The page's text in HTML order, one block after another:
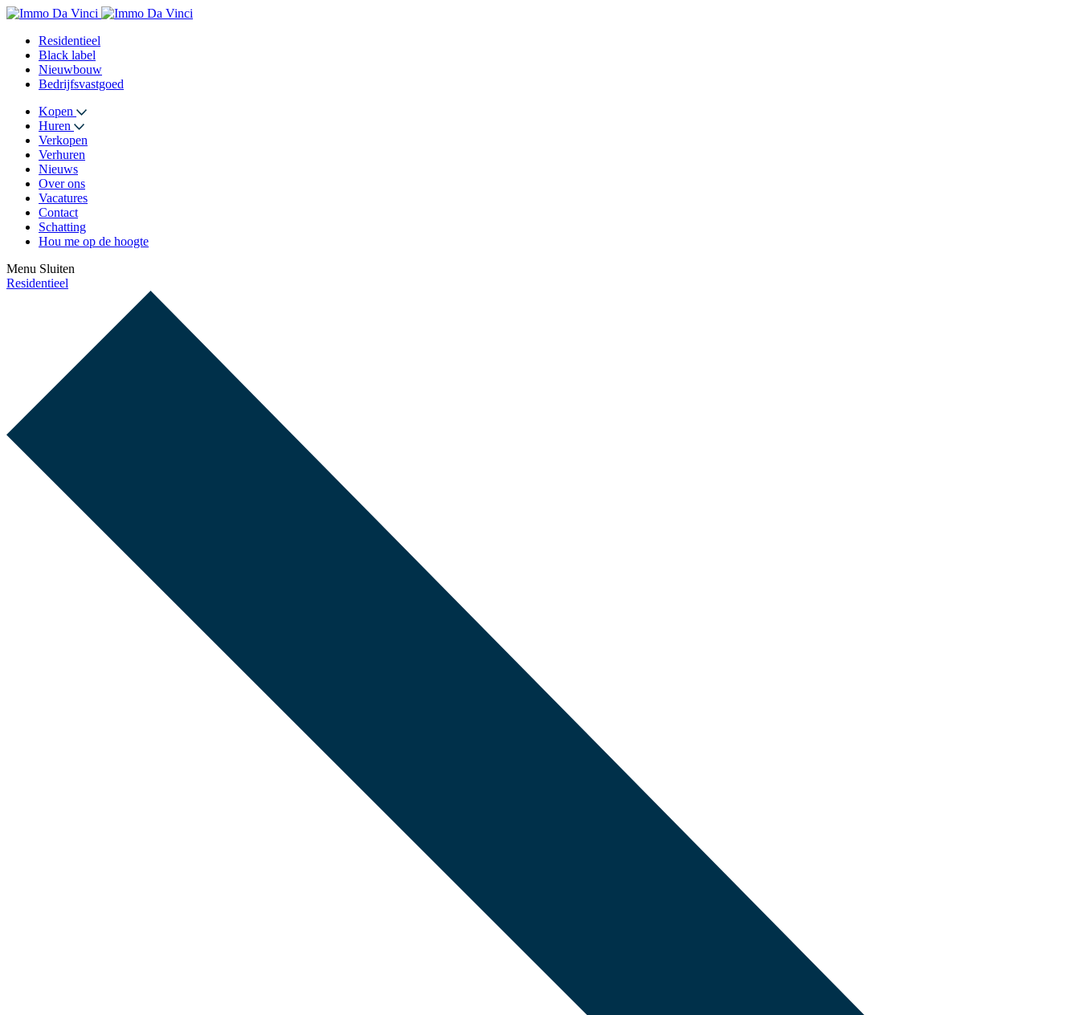
Residentieel
Black label
Nieuwbouw
Bedrijfsvastgoed
Kopen
Huren
Verkopen
Verhuren
Nieuws
Over ons
Vacatures
Contact
Schatting
Hou me op de hoogte
Menu Sluiten
Residentieel